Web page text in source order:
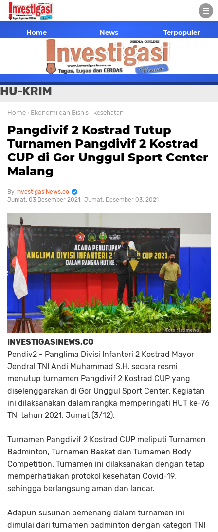
Home News Terpopuler
HU-KRIM
Home › Ekonomi dan Bisnis › kesehatan
Pangdivif 2 Kostrad Tutup
Turnamen Pangdivif 2 Kostrad
CUP di Gor Unggul Sport Center
Malang
InvestigasiNews.co
Jumat, 03 Desember 2021
Jumat, Desember 03, 2021
INVESTIGASINEWS.CO
Pendiv2 - Panglima Divisi Infanteri 2 Kostrad Mayor
Jendral TNI Andi Muhammad S.H. secara resmi
menutup turnamen Pangdivif 2 Kostrad CUP yang
diselenggarakan di Gor Unggul Sport Center. Kegiatan
ini dilaksanakan dalam rangka memperingati HUT ke-76
TNI tahun 2021. Jumat (3/12).
Turnamen Pangdivif 2 Kostrad CUP meliputi Turnamen
Badminton, Turnamen Basket dan Turnamen Body
Competition. Turnamen ini dilaksanakan dengan tetap
memperhatiakan protokol kesehatan Covid-19,
sehingga berlangsung aman dan lancar.
Adapun susunan pemenang dalam turnamen ini
dimulai dari turnamen badminton dengan kategori TNI